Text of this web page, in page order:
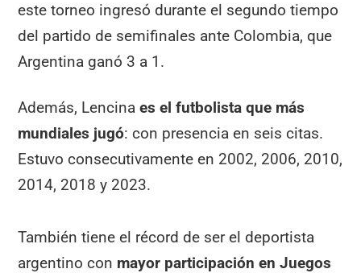
este torneo ingresó durante el segundo tiempo
del partido de semifinales ante Colombia, que
Argentina ganó 3 a 1.
Además, Lencinaes el futbolista que más
mundiales jugó: con presencia en seis citas.
Estuvo consecutivamente en 2002, 2006, 2010,
2014, 2018 y 2023.
También tiene el récord de ser el deportista
argentino con mayor participación en Juegos